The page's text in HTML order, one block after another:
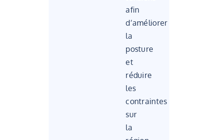
afin
d’améliorer
la
posture
et
réduire
les
contraintes
sur
la